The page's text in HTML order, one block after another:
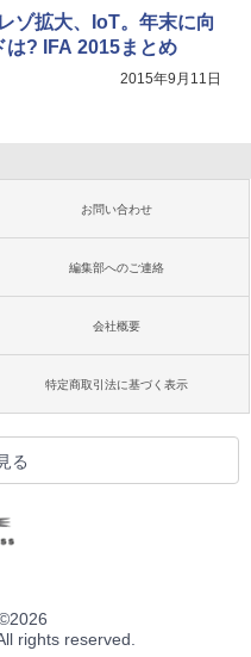
ゾ拡大、IoT。年末に向
は? IFA 2015まとめ
2015年9月11日
お問い合わせ
編集部へのご連絡
会社概要
特定商取引法に基づく表示
る
2026
rights reserved.